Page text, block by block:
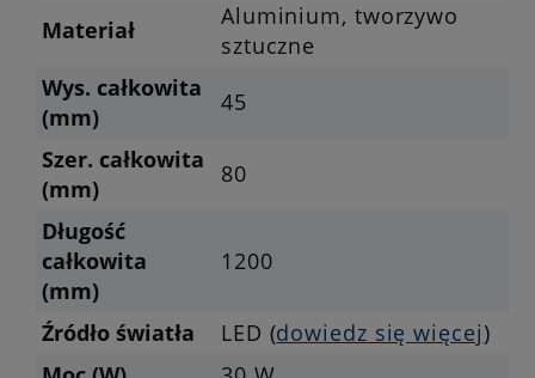
Materiał
Aluminium, tworzywo
sztuczne
Wys. całkowita
(mm)
45
Szer. całkowita
(mm)
80
Długość
całkowita
(mm)
1200
Źródło światła LED (dowiedz się więcej)